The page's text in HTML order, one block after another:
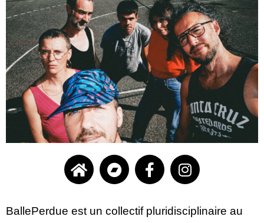
BallePerdue est un collectif pluridisciplinaire au